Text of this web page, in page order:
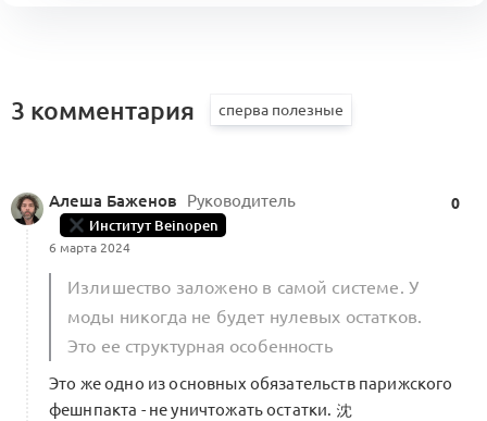
3 комментария
Алеша Баженов Руководитель
Институт Beinopen
6 марта 2024
0
Излишество заложено в самой системе. У
моды никогда не будет нулевых остатков.
Это ее структурная особенность
Это же одно из основных обязательств парижского
фешнпакта - не уничтожать остатки. 沈